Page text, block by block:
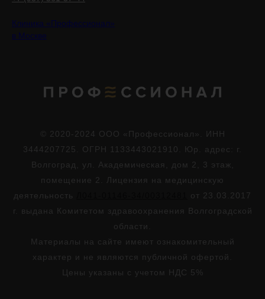
Клиника «Профессионал»
в Москве
© 2020-2024 ООО «Профессионал». ИНН
3444207725. ОГРН 1133443021910. Юр. адрес: г.
Волгоград, ул. Академическая, дом 2, 3 этаж,
помещение 2. Лицензия на медицинскую
деятельность
от 23.03.2017
г. выдана Комитетом здравоохранения Волгоградской
области.
Материалы на сайте имеют ознакомительный
характер и не являются публичной офертой.
Цены указаны с учетом НДС 5%